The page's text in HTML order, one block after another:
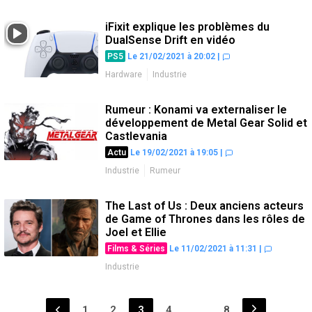
iFixit explique les problèmes du
DualSense Drift en vidéo
PS5 Le 21/02/2021 à 20:02
Hardware
Industrie
Rumeur : Konami va externaliser le
développement de Metal Gear Solid et
Castlevania
Actu Le 19/02/2021 à 19:05
Industrie
Rumeur
The Last of Us : Deux anciens acteurs
de Game of Thrones dans les rôles de
Joel et Ellie
Films & Séries Le 11/02/2021 à 11:31
Industrie
Pagination